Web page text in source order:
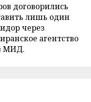
договорились
лишь один
через
агентство
МИД.